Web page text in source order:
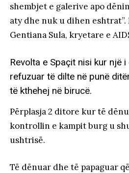
shembjet e galerive apo
aty dhe nuk u dihen
Gentiana Sula, kryetare e
Revolta e Spaçit nisi kur një
refuzuar të dilte në punë
të kthehej në birucë.
Përplasja 2 ditore kur të
kontrollin e kampit burg u
ushtrisë.
Të dënuar dhe të papaguar